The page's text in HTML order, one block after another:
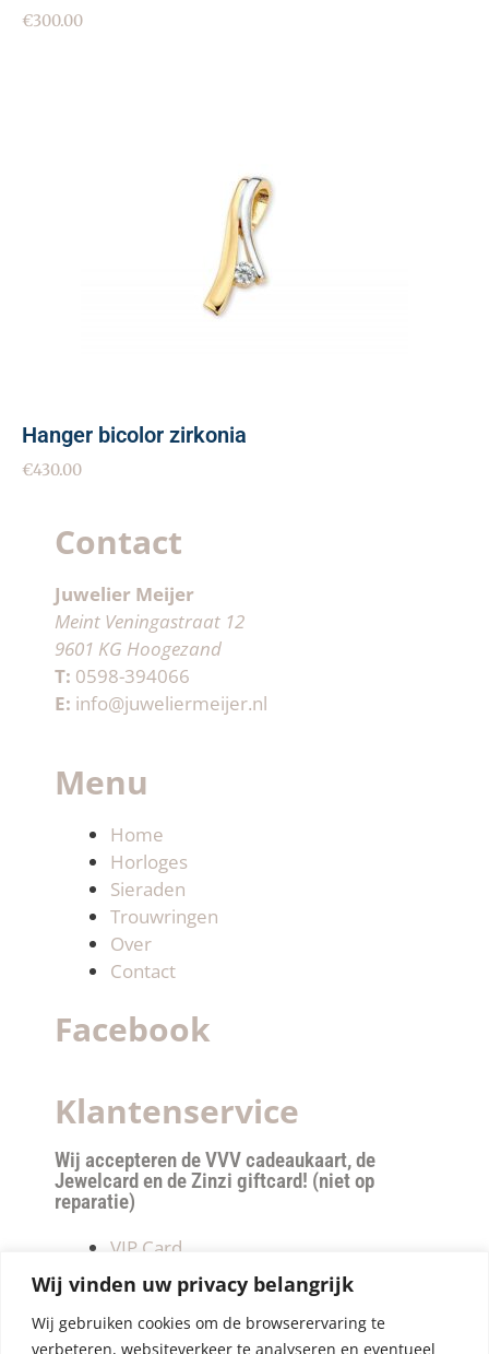
Wij vinden uw privacy belangrijk
Wij gebruiken cookies om de browserervaring te
verbeteren, websiteverkeer te analyseren en eventueel
€300.00
Hanger bicolor zirkonia
€430.00
Contact
Juwelier Meijer
Meint Veningastraat 12
9601 KG Hoogezand
T: 0598-394066
E: info@juweliermeijer.nl
Menu
Home
Horloges
Sieraden
Trouwringen
Over
Contact
Facebook
Klantenservice
Wij accepteren de VVV cadeaukaart, de
Jewelcard en de Zinzi giftcard! (niet op
reparatie)
VIP Card
Retourneren
Betalen & verzendkosten
Privacy Policy